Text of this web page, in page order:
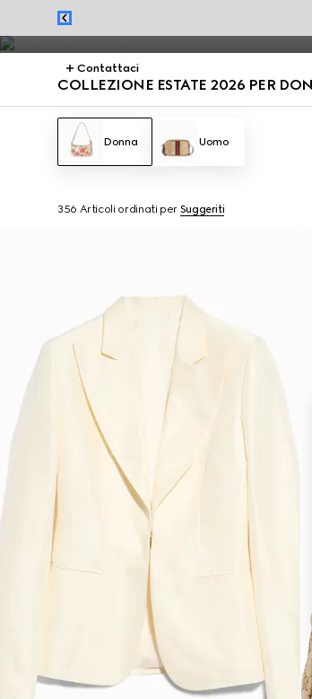
Contattaci
Abiti e borse estivi, dalla Jackie 1961 alla Gucci
COLLEZIONE ESTATE 2026 PER
Donna Uomo
356 Articoli ordinati per Suggeriti